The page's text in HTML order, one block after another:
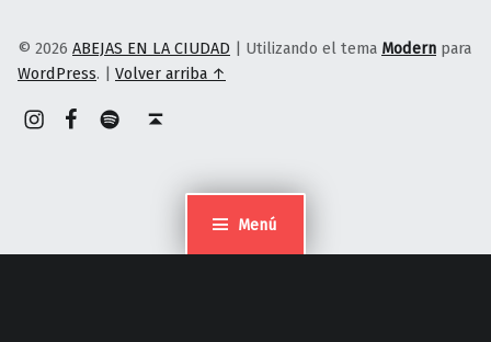
Menú
© 2026 ABEJAS EN LA CIUDAD | Utilizando el tema Modern para
WordPress. | Volver arriba ↑